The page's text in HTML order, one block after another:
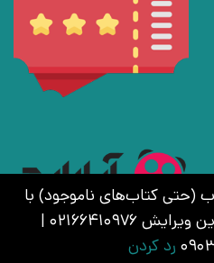
(حتی کتاب‌های ناموجود) با
کمترین قیمت و جدیدترین ویرایش 02166410976 |
رد کردن